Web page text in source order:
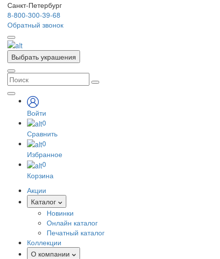
Санкт-Петербург
8-800-300-39-68
Обратный звонок
Выбрать украшения
Войти
0
Сравнить
0
Избранное
0
Корзина
Акции
Каталог
Новинки
Онлайн каталог
Печатный каталог
Коллекции
О компании